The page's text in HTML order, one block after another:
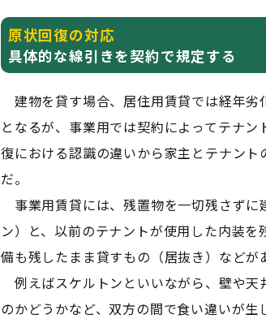
原状回復の対応
具体的な線引きを契約で規定する
建物を貸す場合、居住用賃貸では経年
となるが、事業用では契約によってテナ
復における認識の違いから家主とテナン
だ。
事業用賃貸には、残置物を一切残さずに
ン）と、以前のテナントが使用した内装
備も残したまま貸すもの（居抜き）などが
例えばスケルトンといいながら、壁や天
のかどうかなど、双方の間で食い違いが生